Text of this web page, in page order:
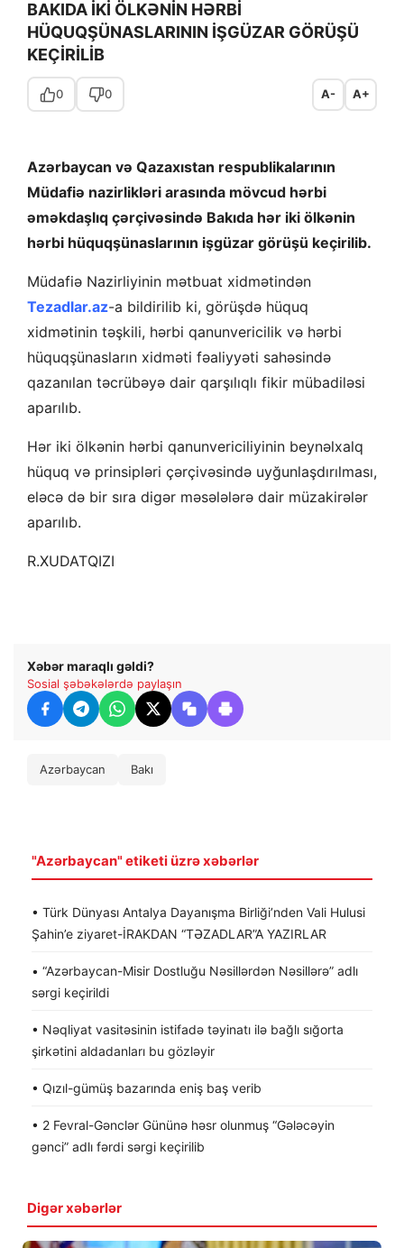
BAKIDA İKİ ÖLKƏNİN HƏRBİ
HÜQUQŞÜNASLARININ İŞGÜZAR GÖRÜŞÜ
KEÇİRİLİB
0 0 A- A+
Azərbaycan və Qazaxıstan respublikalarının
Müdafiə nazirlikləri arasında mövcud hərbi
əməkdaşlıq çərçivəsində Bakıda hər iki ölkənin
hərbi hüquqşünaslarının işgüzar görüşü keçirilib.
Müdafiə Nazirliyinin mətbuat xidmətindən
Tezadlar.az-a bildirilib ki, görüşdə hüquq
xidmətinin təşkili, hərbi qanunvericilik və hərbi
hüquqşünasların xidməti fəaliyyəti sahəsində
qazanılan təcrübəyə dair qarşılıqlı fikir mübadiləsi
aparılıb.
Hər iki ölkənin hərbi qanunvericiliyinin beynəlxalq
hüquq və prinsipləri çərçivəsində uyğunlaşdırılması,
eləcə də bir sıra digər məsələlərə dair müzakirələr
aparılıb.
R.XUDATQIZI
Xəbər maraqlı gəldi?
Sosial şəbəkələrdə paylaşın
Azərbaycan Bakı
"Azərbaycan" etiketi üzrə xəbərlər
• Türk Dünyası Antalya Dayanışma Birliği’nden Vali Hulusi
Şahin’e ziyaret-İRAKDAN “TƏZADLAR”A YAZIRLAR
• “Azərbaycan-Misir Dostluğu Nəsillərdən Nəsillərə” adlı
sərgi keçirildi
• Nəqliyat vasitəsinin istifadə təyinatı ilə bağlı sığorta
şirkətini aldadanları bu gözləyir
• Qızıl-gümüş bazarında eniş baş verib
• 2 Fevral-Gənclər Gününə həsr olunmuş “Gələcəyin
gənci” adlı fərdi sərgi keçirilib
Digər xəbərlər